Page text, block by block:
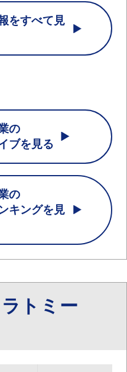
をすべて見
の
ブを見る
の
キングを見
トミー